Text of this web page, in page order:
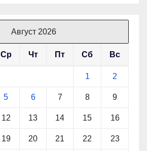
Август 2026
Ср Чт Пт Сб Вс
1 2
5 6 7 8 9
12 13 14 15 16
19 20 21 22 23